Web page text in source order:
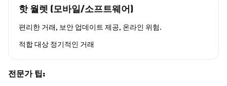
핫 월렛 (모바일/소프트웨어)
편리한 거래, 보안 업데이트 제공, 온라인 위험.
적합 대상 정기적인 거래
전문가 팁: